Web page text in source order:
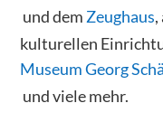
und dem Zeughaus
kulturellen
Museum Georg
und viele mehr.